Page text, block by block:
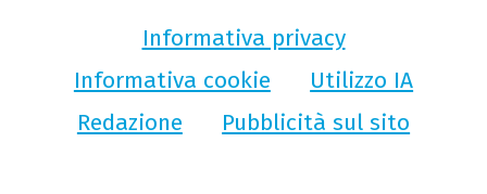
Informativa privacy
Informativa cookie
Utilizzo IA
Redazione
Pubblicità sul sito